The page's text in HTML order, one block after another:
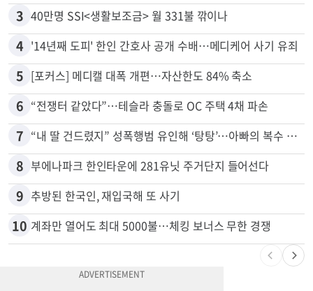
2 “로또, 이 번호 찍지 마라” 물리학자의 당첨금 높이는 비밀
3 40만명 SSI<생활보조금> 월 331불 깎이나
4 '14년째 도피' 한인 간호사 공개 수배…메디케어 사기 유죄
5 [포커스] 메디캘 대폭 개편…자산한도 84% 축소
6 “전쟁터 같았다”…테슬라 충돌로 OC 주택 4채 파손
7
8 부에나파크 한인타운에 281유닛 주거단지 들어선다
9 추방된 한국인, 재입국해 또 사기
계좌만 열어도 최대 5000불…체킹 보너스 무한 경쟁